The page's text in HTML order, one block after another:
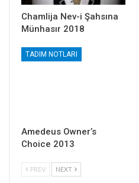
Chamlija Nev-i Şahsına
Münhasır 2018
TADIM NOTLARI
Amedeus Owner’s
Choice 2013
PREV NEXT